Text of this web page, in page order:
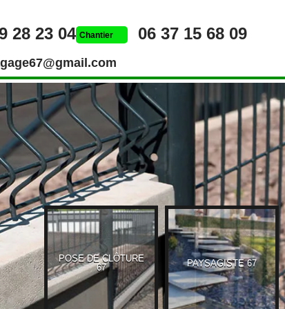
28 23 04 Chantier 06 37 15 68 09
67
POSE DE CLÔTURE
67
PAYSAGISTE 67